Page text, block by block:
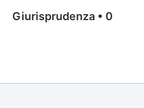
Giurisprudenza • 0